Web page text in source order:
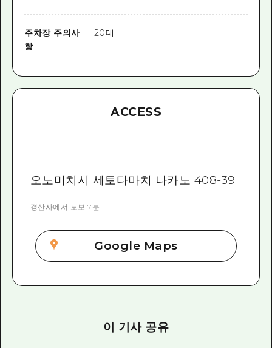
주차장 주의사
항
20대
ACCESS
오노미치시 세토다마치 나카노 408-39
경산사에서 도보 7분
Google Maps
이 기사 공유